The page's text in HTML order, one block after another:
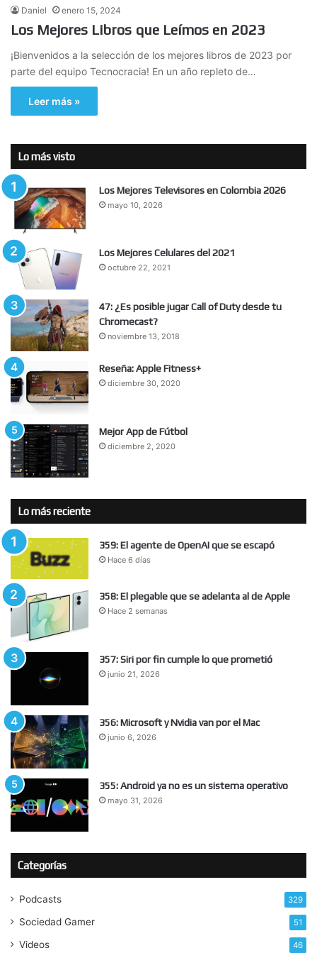
Daniel enero 15, 2024
Los Mejores Libros que Leímos en 2023
¡Bienvenidos a la selección de los mejores libros de 2023 por
parte del equipo Tecnocracia! En un año repleto de…
Leer más »
Lo más visto
Los Mejores Televisores en Colombia 2026
mayo 10, 2026
Los Mejores Celulares del 2021
octubre 22, 2021
47: ¿Es posible jugar Call of Duty desde tu
Chromecast?
noviembre 13, 2018
Reseña: Apple Fitness+
diciembre 30, 2020
Mejor App de Fútbol
diciembre 2, 2020
Lo más reciente
359: El agente de OpenAI que se escapó
Hace 6 días
358: El plegable que se adelanta al de Apple
Hace 2 semanas
357: Siri por fin cumple lo que prometió
junio 21, 2026
356: Microsoft y Nvidia van por el Mac
junio 6, 2026
355: Android ya no es un sistema operativo
mayo 31, 2026
Categorías
Podcasts 329
Sociedad Gamer 51
Videos 46